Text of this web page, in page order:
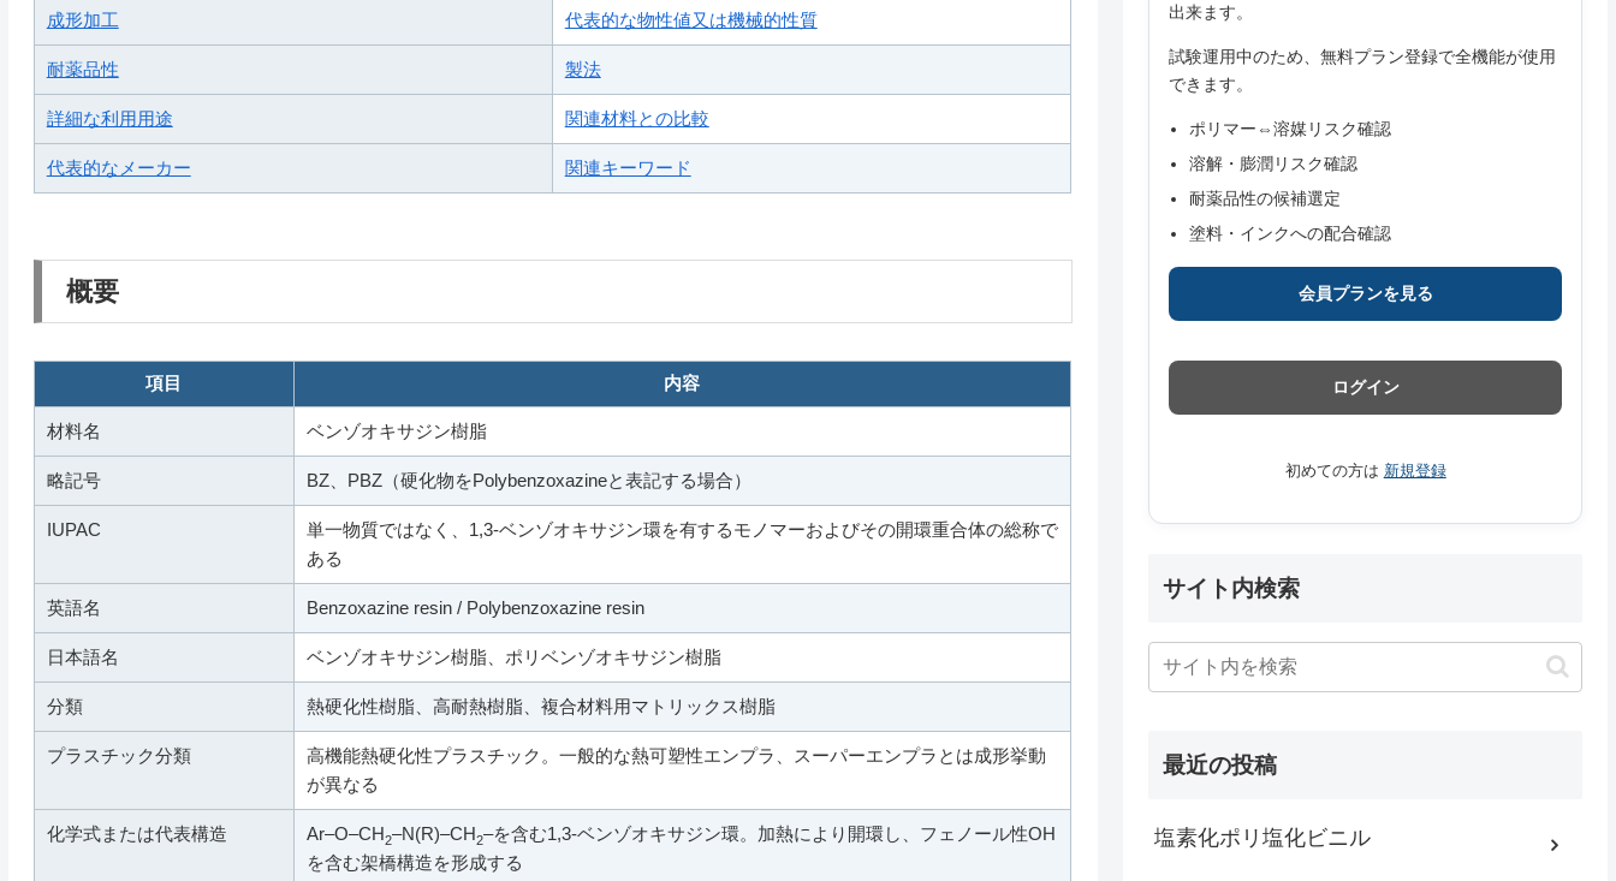
成形加工 代表的な物性値又は機械的性質
耐薬品性 製法
詳細な利用用途 関連材料との比較
代表的なメーカー 関連キーワード
概要
項目 内容
材料名 ベンゾオキサジン樹脂
略記号 BZ、PBZ（硬化物をPolybenzoxazineと表記する場合）
IUPAC
単一物質ではなく、1,3-ベンゾオキサジン環を有するモノマーおよびその開環重合体の総称で
ある
英語名 Benzoxazine resin / Polybenzoxazine resin
日本語名 ベンゾオキサジン樹脂、ポリベンゾオキサジン樹脂
分類 熱硬化性樹脂、高耐熱樹脂、複合材料用マトリックス樹脂
プラスチック分類
高機能熱硬化性プラスチック。一般的な熱可塑性エンプラ、スーパーエンプラとは成形挙動
が異なる
化学式または代表構造 Ar–O–CH2–N(R)–CH2–を含む1,3-ベンゾオキサジン環。加熱により開環し、フェノール性OH
を含む架橋構造を形成する
出来ます。
試験運用中のため、無料プラン登録で全機能が使用
できます。
ポリマー⇔溶媒リスク確認
溶解・膨潤リスク確認
耐薬品性の候補選定
塗料・インクへの配合確認
会員プランを見る
ログイン
初めての方は 新規登録
サイト内検索
最近の投稿
塩素化ポリ塩化ビニル